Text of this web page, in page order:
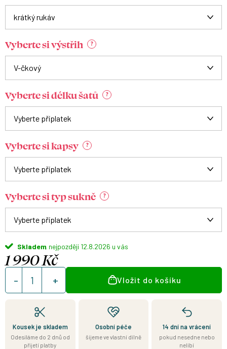
Vyberte si výstřih ?
Vyberte si délku šatů ?
Vyberte si kapsy ?
Vyberte si typ sukně ?
Skladem 12.8.2026
1 990 Kč
Měrná
cena:
Vložit do košíku
Kousek je skladem
Odesíláme do 2 dnů od
přijetí platby
Osobní péče
šijeme ve vlastní dílně
14 dní na vrácení
pokud nesedne nebo
nelíbí